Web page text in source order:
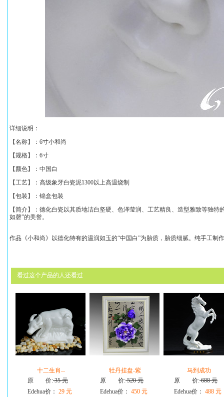
详细说明：
【名称】： 6寸小和尚
【规格】： 6寸
【颜色】：中国白
【工艺】：高级象牙白瓷泥1300以上高温烧制
【包装】：锦盒包装
【简介】： 德化白瓷以其质地洁白坚硬、色泽莹润、工艺精良、造型雅致等独特
如磬”的美誉。
作品《小和尚》以德化特有的温润如玉的“中国白”为胎质，胎质细腻。 纯手工制
看过这个产品的人还看过
十二生肖--
原 价:35 元
Edehua价： 29 元
牡丹挂盘-紫
原 价:520 元
Edehua价： 450 元
马到成功
原 价:688 元
Edehua价： 488 元